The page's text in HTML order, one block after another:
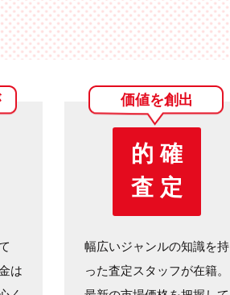
は
価値を創出
的 確
査 定
幅広いジャンルの知識を持
った査定スタッフが在籍。